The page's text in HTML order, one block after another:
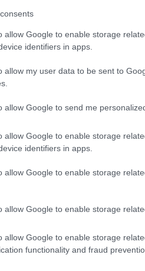
allow Google to enable storage
identifiers in apps.
allow my user data to be sent to
allow Google to send me
allow Google to enable storage
identifiers in apps.
allow Google to enable storage
allow Google to enable storage
allow Google to enable storage
functionality and fraud
diFederico Punzi
12 Ottobre 2023, 5:58
nasce la destra
di
Stefano Magni
12 Settembre 2023, 5:56